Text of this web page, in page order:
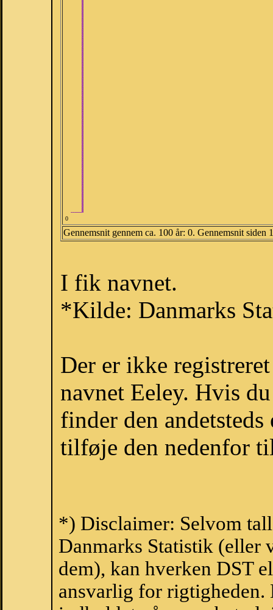
0
Gennemsnit gennem ca. 100 år: 0. Gennemsnit siden
I fik navnet.
*Kilde: Danmarks
Der er ikke
navnet Eeley. Hvis
finder den
tilføje den nedenfor
*) Disclaimer: Selvom
Danmarks Statistik (eller
dem), kan hverken DST
ansvarlig for